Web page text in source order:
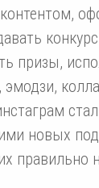
призы,
эмодзи,
новых
правильно